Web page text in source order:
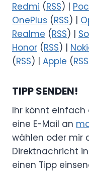
Redmi (RSS) |
OnePlus (RSS) |
Realme (RSS) |
Honor (RSS) |
(RSS) | Apple (RSS
TIPP SENDEN!
Ihr könnt einfach
eine E-Mail an
wählen oder mir
Direktnachricht
einen Tipp